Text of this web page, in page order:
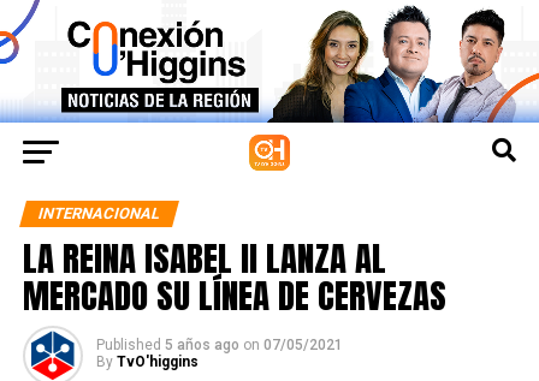
INTERNACIONAL
LA REINA ISABEL II LANZA AL
MERCADO SU LÍNEA DE CERVEZAS
Published 5 años ago on 07/05/2021
By TvO'higgins